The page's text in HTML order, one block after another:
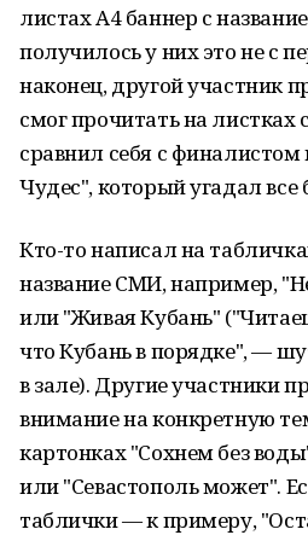
листах А4 баннер с
получилось у них это не с
наконец, другой участник
смог прочитать на листках
сравнил себя с
Чудес", который угадал все
Кто-то написал на
название СМИ, например,
или "Живая Кубань"
что Кубань в порядке", —
в зале). Другие участники
внимание на конкретную
картонках "Сохнем без
или "Севастополь может".
таблички — к примеру,